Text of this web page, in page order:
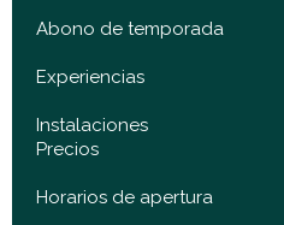
Abono de temporada
Experiencias
Instalaciones
Precios
Horarios de apertura